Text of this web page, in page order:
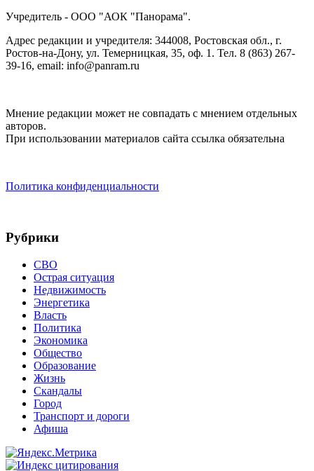
Учредитель - ООО "АОК "Панорама".
Адрес редакции и учредителя: 344008, Ростовская обл., г.
Ростов-на-Дону, ул. Темерницкая, 35, оф. 1. Тел. 8 (863) 267-
39-16, email: info@panram.ru
Мнение редакции может не совпадать с мнением отдельных
авторов.
При использовании материалов сайта ссылка обязательна
Политика конфиденциальности
Рубрики
СВО
Острая ситуация
Недвижимость
Энергетика
Власть
Политика
Экономика
Общество
Образование
Жизнь
Скандалы
Город
Транспорт и дороги
Афиша